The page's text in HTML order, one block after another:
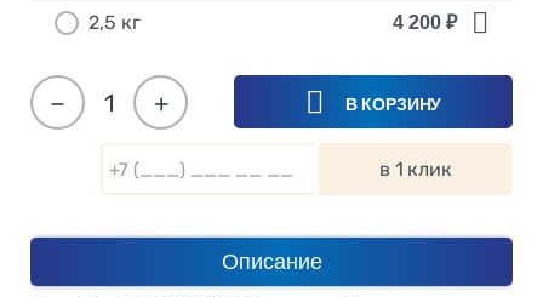
2,5 кг 4 200 ₽
+
− В КОРЗИНУ
в 1 клик
Описание